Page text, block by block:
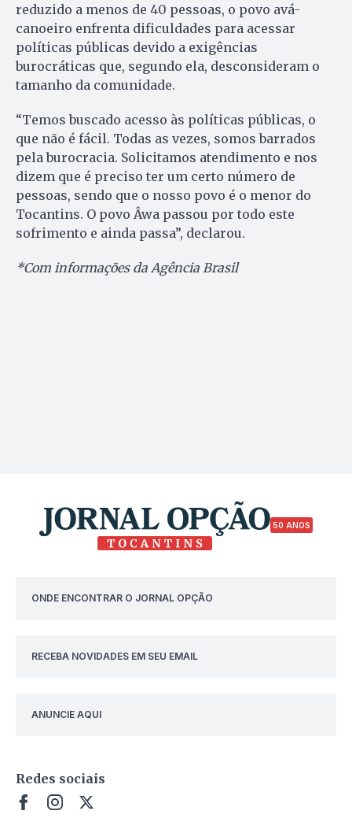
reduzido a menos de 40 pessoas, o povo avá-
canoeiro enfrenta dificuldades para acessar
políticas públicas devido a exigências
burocráticas que, segundo ela, desconsideram o
tamanho da comunidade.
“Temos buscado acesso às políticas públicas, o
que não é fácil. Todas as vezes, somos barrados
pela burocracia. Solicitamos atendimento e nos
dizem que é preciso ter um certo número de
pessoas, sendo que o nosso povo é o menor do
Tocantins. O povo Âwa passou por todo este
sofrimento e ainda passa”, declarou.
*Com informações da Agência Brasil
50 ANOS
ONDE ENCONTRAR O JORNAL OPÇÃO
RECEBA NOVIDADES EM SEU EMAIL
ANUNCIE AQUI
Redes sociais